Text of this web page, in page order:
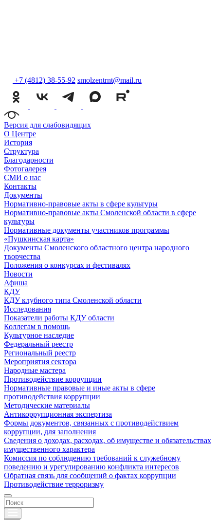
+7 (4812) 38-55-92 smolzentrnt@mail.ru
Версия для слабовидящих
О Центре
История
Структура
Благодарности
Фотогалерея
СМИ о нас
Контакты
Документы
Нормативно-правовые акты в сфере культуры
Нормативно-правовые акты Смоленской области в сфере
культуры
Нормативные документы участников программы
«Пушкинская карта»
Документы Смоленского областного центра народного
творчества
Положения о конкурсах и фестивалях
Новости
Афиша
КДУ
КДУ клубного типа Смоленской области
Исследования
Показатели работы КДУ области
Коллегам в помощь
Культурное наследие
Федеральный реестр
Региональный реестр
Мероприятия сектора
Народные мастера
Противодействие коррупции
Нормативные правовые и иные акты в сфере
противодействия коррупции
Методические материалы
Антикоррупционная экспертиза
Формы документов, связанных с противодействием
коррупции, для заполнения
Сведения о доходах, расходах, об имуществе и обязательствах
имущественного характера
Комиссия по соблюдению требований к служебному
поведению и урегулированию конфликта интересов
Обратная связь для сообщений о фактах коррупции
Противодействие терроризму